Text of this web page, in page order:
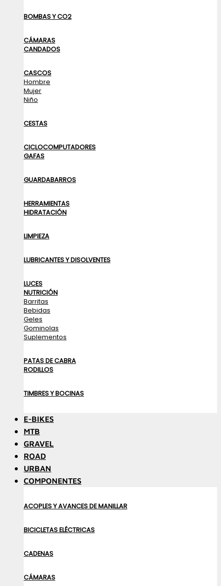
BOMBAS Y CO2
CÁMARAS
CANDADOS
CASCOS
Hombre
Mujer
Niño
CESTAS
CICLOCOMPUTADORES
GAFAS
GUARDABARROS
HERRAMIENTAS
HIDRATACIÓN
LIMPIEZA
LUBRICANTES Y DISOLVENTES
LUCES
NUTRICIÓN
Barritas
Bebidas
Geles
Gominolas
Suplementos
PATAS DE CABRA
RODILLOS
TIMBRES Y BOCINAS
E-BIKES
MTB
GRAVEL
ROAD
URBAN
COMPONENTES
ACOPLES Y AVANCES DE MANILLAR
BICICLETAS ELÉCTRICAS
CADENAS
CÁMARAS